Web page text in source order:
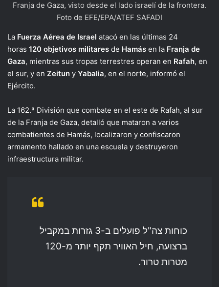
Franja de Gaza, visto desde el lado israelí de la frontera.
Foto de EFE/EPA/ATEF SAFADI
La Fuerza Aérea de Israel atacó en las últimas 24
horas 120 objetivos militares de Hamás en la Franja de
Gaza, mientras sus tropas terrestres operan en Rafah, en
el sur, y en Zeitun y Yabalia, en el norte, informó el
Ejército.
La 162.ª División que combate en el este de Rafah, al sur
de la Franja de Gaza, detalló que mataron a varios
combatientes de Hamás, localizaron y confiscaron
armamento hallado en una escuela y destruyeron
infraestructura militar.
כוחות צה"ל פועלים ב-3 גזרות במקביל
ברצועה, חיל האוויר תקף יותר מ-120
מטרות טרור.